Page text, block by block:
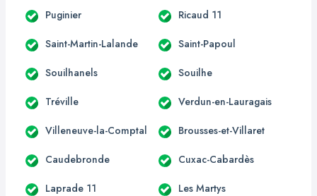
Puginier Ricaud 11
Saint-Martin-Lalande Saint-Papoul
Souilhanels Souilhe
Tréville Verdun-en-Lauragais
Villeneuve-la-Comptal Brousses-et-Villaret
Caudebronde Cuxac-Cabardès
Laprade 11 Les Martys